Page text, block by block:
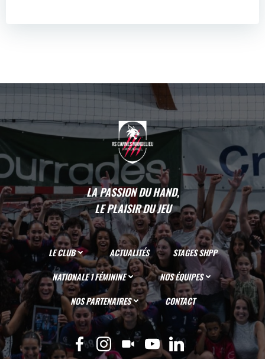
LA PASSION DU HAND,
LE PLAISIR DU JEU
LE CLUB ACTUALITÉS
STAGES SHPP
NATIONALE 1 FÉMININE
NOS ÉQUIPES
NOS PARTENAIRES
CONTACT